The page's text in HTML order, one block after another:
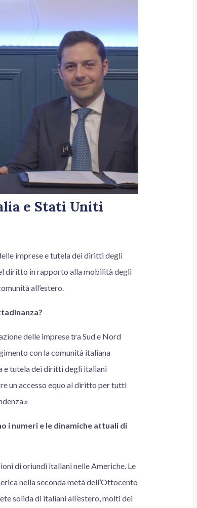
e Stati Uniti
imprese e tutela dei diritti degli
diritto in rapporto alla mobilità degli
all’estero.
delle imprese tra Sud e Nord
con la comunità italiana
e tutela dei diritti degli italiani
un accesso equo al diritto per tutti
i numeri e le dinamiche attuali di
di oriundi italiani nelle Americhe. Le
nella seconda metà dell’Ottocento
solida di italiani all’estero, molti dei